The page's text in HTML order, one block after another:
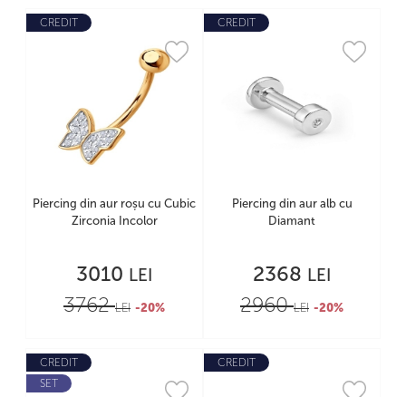
CREDIT
Piercing din aur roșu cu Cubic
Zirconia Incolor
3010 LEI
3762LEI -20%
CREDIT
Piercing din aur alb cu
Diamant
2368 LEI
2960LEI -20%
CREDIT
SET
CREDIT